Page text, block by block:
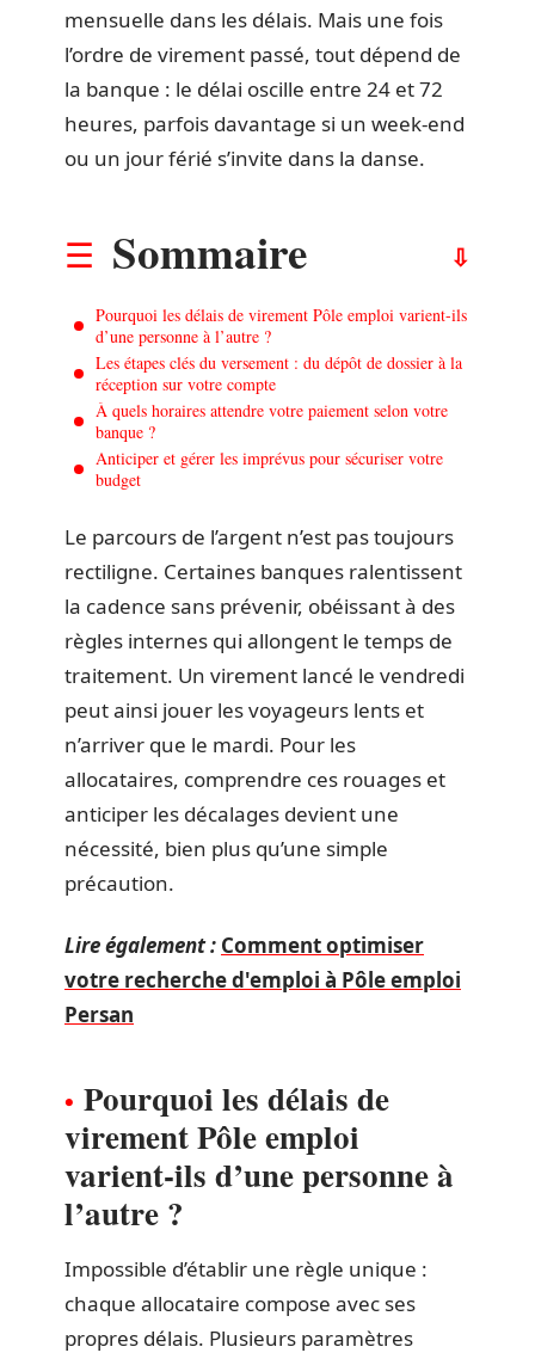
mensuelle dans les délais. Mais une fois
l’ordre de virement passé, tout dépend de
la banque : le délai oscille entre 24 et 72
heures, parfois davantage si un week-end
ou un jour férié s’invite dans la danse.
Sommaire
Pourquoi les délais de virement Pôle emploi varient-ils
d’une personne à l’autre ?
Les étapes clés du versement : du dépôt de dossier à la
réception sur votre compte
À quels horaires attendre votre paiement selon votre
banque ?
Anticiper et gérer les imprévus pour sécuriser votre
budget
Le parcours de l’argent n’est pas toujours
rectiligne. Certaines banques ralentissent
la cadence sans prévenir, obéissant à des
règles internes qui allongent le temps de
traitement. Un virement lancé le vendredi
peut ainsi jouer les voyageurs lents et
n’arriver que le mardi. Pour les
allocataires, comprendre ces rouages et
anticiper les décalages devient une
nécessité, bien plus qu’une simple
précaution.
Lire également : Comment optimiser
votre recherche d'emploi à Pôle emploi
Persan
Pourquoi les délais de
virement Pôle emploi
varient-ils d’une personne à
l’autre ?
Impossible d’établir une règle unique :
chaque allocataire compose avec ses
propres délais. Plusieurs paramètres